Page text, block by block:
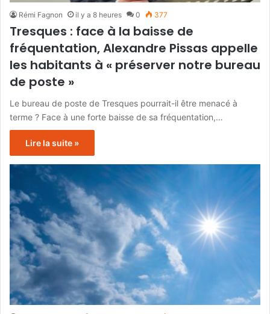
Rémi Fagnon il y a 8 heures 0 377
Tresques : face à la baisse de
fréquentation, Alexandre Pissas appelle
les habitants à « préserver notre bureau
de poste »
Le bureau de poste de Tresques pourrait-il être menacé à
terme ? Face à une forte baisse de sa fréquentation,…
Lire la suite »